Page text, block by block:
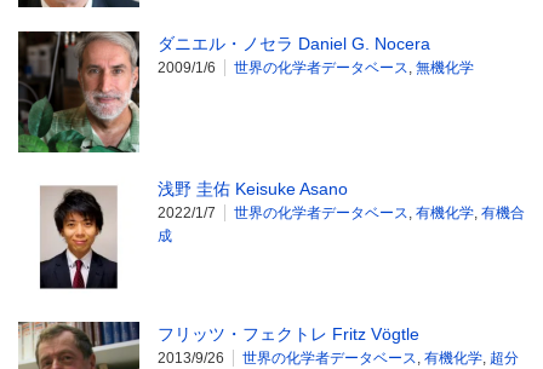
ダニエル・ノセラ Daniel G. Nocera
2009/1/6 世界の化学者データベース, 無機化学
浅野 圭佑 Keisuke Asano
2022/1/7 世界の化学者データベース, 有機化学, 有機合
成
フリッツ・フェクトレ Fritz Vögtle
2013/9/26 世界の化学者データベース, 有機化学, 超分